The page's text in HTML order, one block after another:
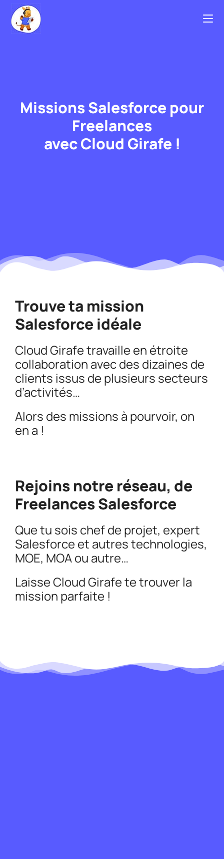
Missions Salesforce pour
Freelances
avecCloud Girafe !
Trouve ta mission
Salesforce idéale
Cloud Girafe travaille en étroite
collaboration avec des dizaines de
clients issus de plusieurs secteurs
d’activités…
Alors des missions à pourvoir, on
en a !
Rejoins notre réseau, de
FreelancesSalesforce
Que tu sois chef de projet, expert
Salesforce et autres technologies,
MOE, MOA ou autre…
Laisse Cloud Girafe te trouver la
mission parfaite !